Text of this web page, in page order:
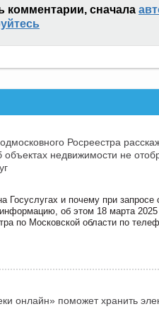
комментарии, сначала
Росреестра
недвижимости не
Госуслугах и почему при запросе
об этом 18 марта 2025
по Московской области по
онлайн» поможет хранить